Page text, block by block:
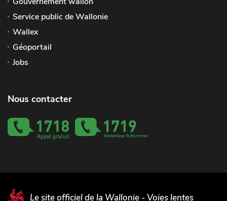
Service public de Wallonie
Wallex
Géoportail
Jobs
Nous contacter
Le site officiel de la Wallonie - Voies lentes